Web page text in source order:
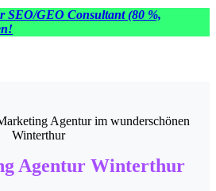
SEO/GEO Consultant (80 %,
Agentur Winterthur